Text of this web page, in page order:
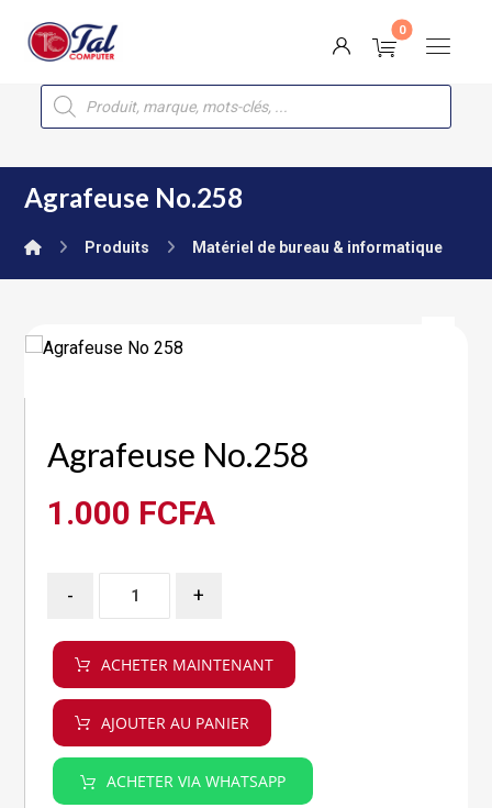
Agrafeuse No.258
Produits Matériel de bureau & informatique
Agrafeuse No.258
1.000 FCFA
- +
ACHETER MAINTENANT
AJOUTER AU PANIER
ACHETER VIA WHATSAPP